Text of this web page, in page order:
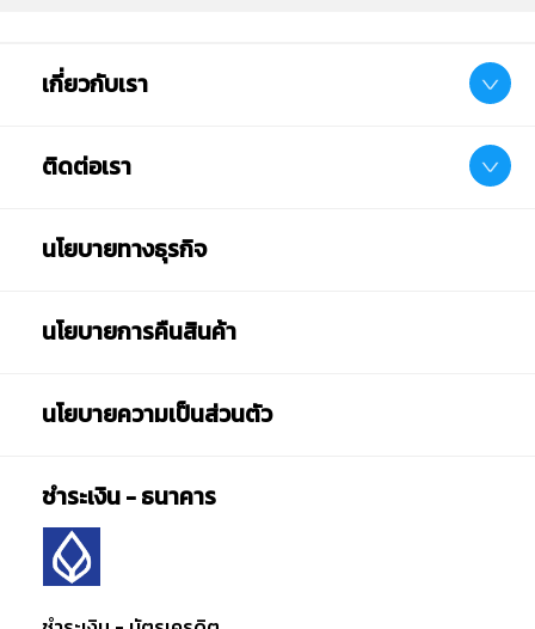
เกี่ยวกับเรา
ติดต่อเรา
นโยบายทางธุรกิจ
นโยบายการคืนสินค้า
นโยบายความเป็นส่วนตัว
ชำระเงิน - ธนาคาร